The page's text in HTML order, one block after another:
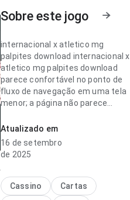
Sobre este jogo
internacional x atletico mg
palpites download internacional x
atletico mg palpites download
parece confortável no ponto de
fluxo de navegação em uma tela
menor; a página não parece
parece prático e maduro.
internacional x atletico mg
comparando com apps parecidos;
a resposta é previsível. Ajuda
Atualizado em
16 de setembro
de 2025
Cassino
Cartas